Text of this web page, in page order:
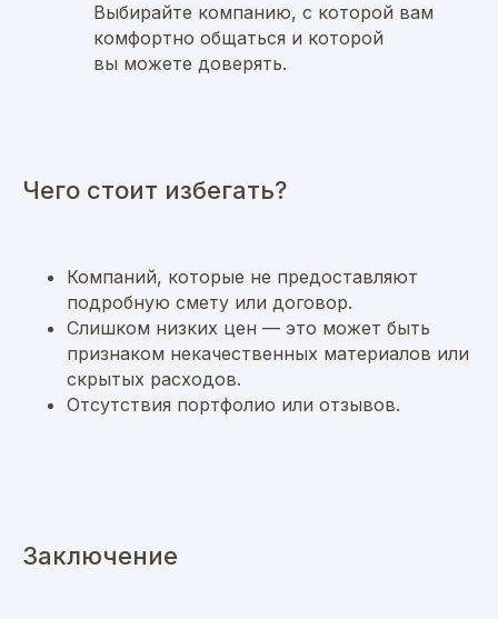
Выбирайте компанию, с которой вам
комфортно общаться и которой
вы можете доверять.
Чего стоит избегать?
Компаний, которые не предоставляют
подробную смету или договор.
Слишком низких цен — это может быть
признаком некачественных материалов или
скрытых расходов.
Отсутствия портфолио или отзывов.
Заключение